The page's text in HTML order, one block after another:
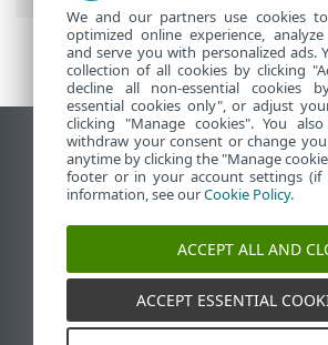
Zobraziť stránku ako na
End of Life
Databáza znalostí ESET
ESET Fórum
ESET Status Portal
Technická podpora
We and our partners use cookies
optimized online experience,
and serve you with personalized ads.
collection of all cookies by clicking
decline all non-essential cookies
essential cookies only", or adjust
clicking "Manage cookies". You
withdraw your consent or change
anytime by clicking the "Manage
footer or in your account settings (if
information, see ourCookie Policy.
ACCEPT ALL AND
ACCEPT ESSENTIAL